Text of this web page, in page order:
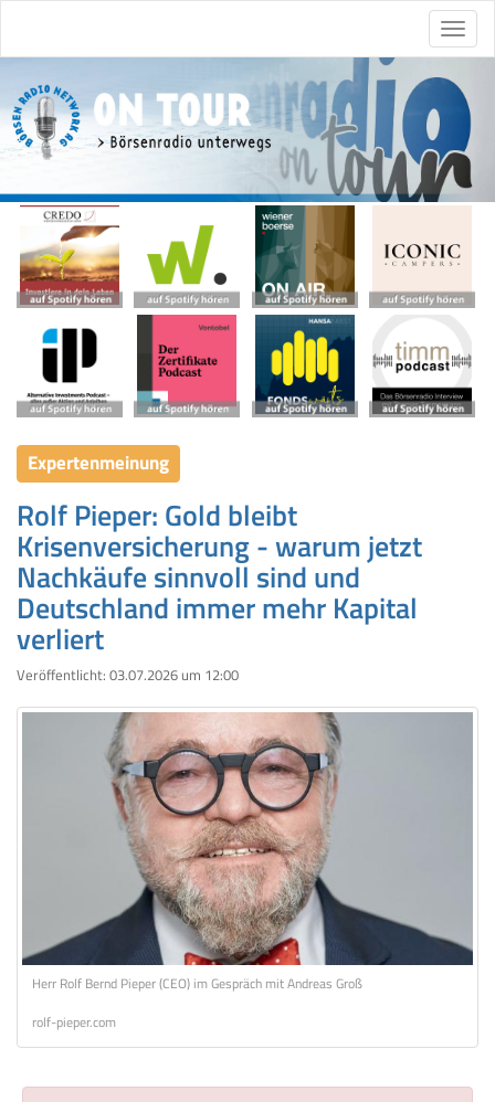
Expertenmeinung
Rolf Pieper: Gold bleibt
Krisenversicherung - warum jetzt
Nachkäufe sinnvoll sind und
Deutschland immer mehr Kapital
verliert
Veröffentlicht: 03.07.2026 um 12:00
Herr Rolf Bernd Pieper (CEO) im Gespräch mit Andreas Groß
rolf-pieper.com